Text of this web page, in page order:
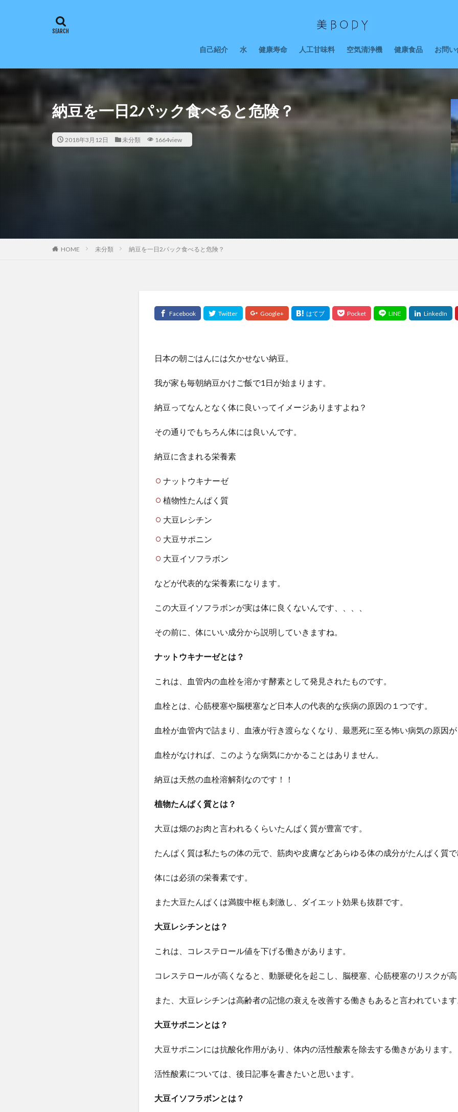
自己紹介 水 健康寿命 人工甘味料 空気清浄機 健康食品 お問い
納豆を一日2パック食べると危険？
2018年3月12日 未分類 1664view
HOME 未分類 納豆を一日2パック食べると危険？
日本の朝ごはんには欠かせない納豆。
我が家も毎朝納豆かけご飯で1日が始まります。
納豆ってなんとなく体に良いってイメージありますよね？
その通りでもちろん体には良いんです。
納豆に含まれる栄養素
ナットウキナーゼ
植物性たんぱく質
大豆レシチン
大豆サポニン
大豆イソフラボン
などが代表的な栄養素になります。
この大豆イソフラボンが実は体に良くないんです、、、、
その前に、体にいい成分から説明していきますね。
ナットウキナーゼとは？
これは、血管内の血栓を溶かす酵素として発見されたものです。
血栓とは、心筋梗塞や脳梗塞など日本人の代表的な疾病の原因の１つです。
血栓が血管内で詰まり、血液が行き渡らなくなり、最悪死に至る怖い病気の原因が
血栓がなければ、このような病気にかかることはありません。
納豆は天然の血栓溶解剤なのです！！
植物たんぱく質とは？
大豆は畑のお肉と言われるくらいたんぱく質が豊富です。
たんぱく質は私たちの体の元で、筋肉や皮膚などあらゆる体の成分がたんぱく質で
体には必須の栄養素です。
また大豆たんぱくは満腹中枢も刺激し、ダイエット効果も抜群です。
大豆レシチンとは？
これは、コレステロール値を下げる働きがあります。
コレステロールが高くなると、動脈硬化を起こし、脳梗塞、心筋梗塞のリスクが高
また、大豆レシチンは高齢者の記憶の衰えを改善する働きもあると言われています
大豆サポニンとは？
大豆サポニンには抗酸化作用があり、体内の活性酸素を除去する働きがあります。
活性酸素については、後日記事を書きたいと思います。
大豆イソフラボンとは？